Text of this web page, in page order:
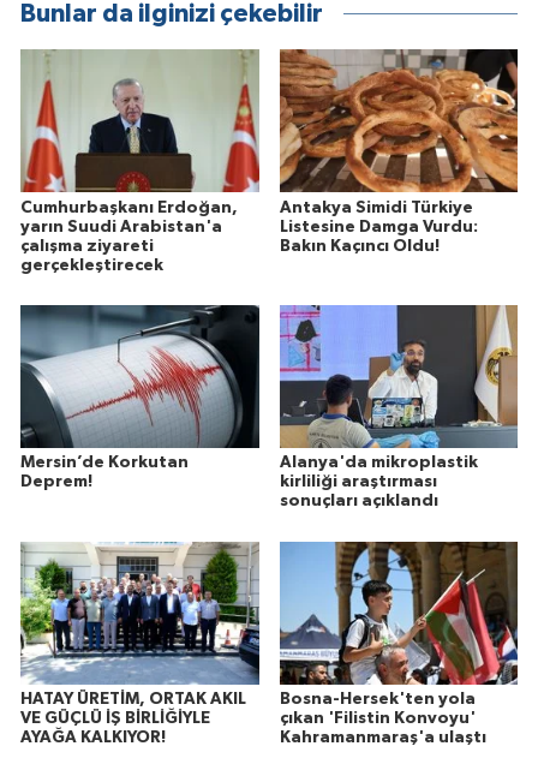
Bunlar da ilginizi çekebilir
Cumhurbaşkanı Erdoğan,
yarın Suudi Arabistan'a
çalışma ziyareti
gerçekleştirecek
Antakya Simidi Türkiye
Listesine Damga Vurdu:
Bakın Kaçıncı Oldu!
Mersin’de Korkutan
Deprem!
Alanya'da mikroplastik
kirliliği araştırması
sonuçları açıklandı
HATAY ÜRETİM, ORTAK AKIL
VE GÜÇLÜ İŞ BİRLİĞİYLE
AYAĞA KALKIYOR!
Bosna-Hersek'ten yola
çıkan 'Filistin Konvoyu'
Kahramanmaraş'a ulaştı